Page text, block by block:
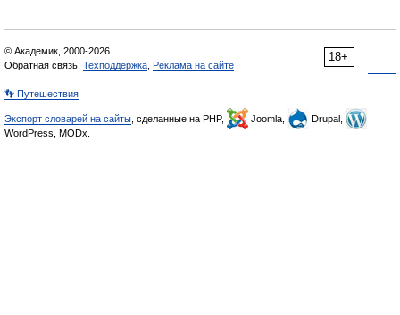
18+
© Академик, 2000-2026
Обратная связь: Техподдержка Реклама на сайте
👣 Путешествия
Экспорт словарей на сайты , сделанные на PHP, Joomla,
Drupal,
WordPress, MODx.